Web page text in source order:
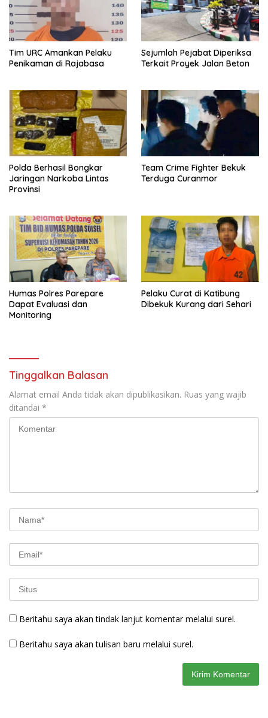
Tim URC Amankan Pelaku
Penikaman di Rajabasa
Sejumlah Pejabat Diperiksa
Terkait Proyek Jalan Beton
Polda Berhasil Bongkar
Jaringan Narkoba Lintas
Provinsi
Team Crime Fighter Bekuk
Terduga Curanmor
Humas Polres Parepare
Dapat Evaluasi dan
Monitoring
Pelaku Curat di Katibung
Dibekuk Kurang dari Sehari
Tinggalkan Balasan
Alamat email Anda tidak akan dipublikasikan. Ruas yang wajib
ditandai *
Beritahu saya akan tindak lanjut komentar melalui surel.
Beritahu saya akan tulisan baru melalui surel.